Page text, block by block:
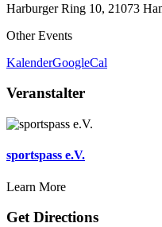
Harburger Ring 10, 21073
Other Events
KalenderGoogleCal
Veranstalter
sportspass e.V.
Learn More
Get Directions